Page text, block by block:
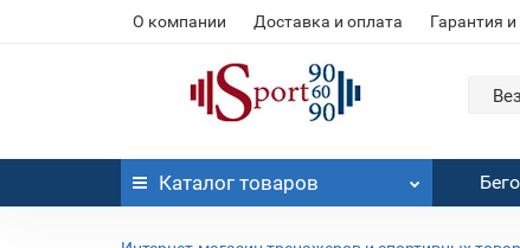
О компании Доставка и оплата Гарантия и
Каталог товаров